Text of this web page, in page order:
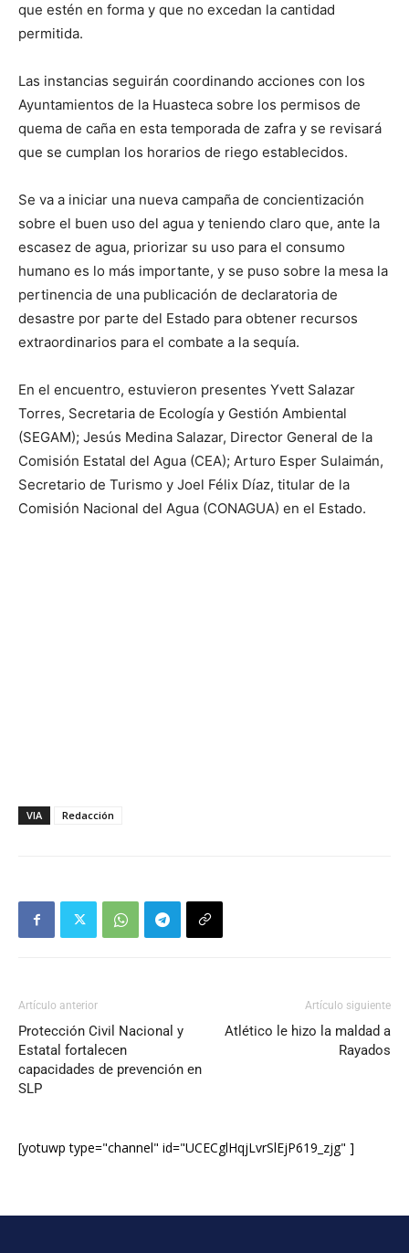
que estén en forma y que no excedan la cantidad
permitida.
Las instancias seguirán coordinando acciones con los
Ayuntamientos de la Huasteca sobre los permisos de
quema de caña en esta temporada de zafra y se revisará
que se cumplan los horarios de riego establecidos.
Se va a iniciar una nueva campaña de concientización
sobre el buen uso del agua y teniendo claro que, ante la
escasez de agua, priorizar su uso para el consumo
humano es lo más importante, y se puso sobre la mesa la
pertinencia de una publicación de declaratoria de
desastre por parte del Estado para obtener recursos
extraordinarios para el combate a la sequía.
En el encuentro, estuvieron presentes Yvett Salazar
Torres, Secretaria de Ecología y Gestión Ambiental
(SEGAM); Jesús Medina Salazar, Director General de la
Comisión Estatal del Agua (CEA); Arturo Esper Sulaimán,
Secretario de Turismo y Joel Félix Díaz, titular de la
Comisión Nacional del Agua (CONAGUA) en el Estado.
VIA Redacción
Artículo anterior
Protección Civil Nacional y
Estatal fortalecen
capacidades de prevención en
SLP
Artículo siguiente
Atlético le hizo la maldad a
Rayados
[yotuwp type="channel" id="UCECglHqjLvrSlEjP619_zjg" ]